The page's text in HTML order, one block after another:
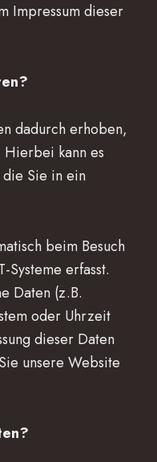
Impressum dieser
dadurch erhoben,
Hierbei kann es
die Sie in ein
beim Besuch
erfasst.
Daten (z.B.
oder Uhrzeit
dieser Daten
unsere Website